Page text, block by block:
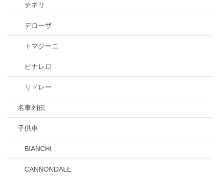
チネリ
デローザ
トマジーニ
ピナレロ
リドレー
名車列伝
子供車
BIANCHI
CANNONDALE